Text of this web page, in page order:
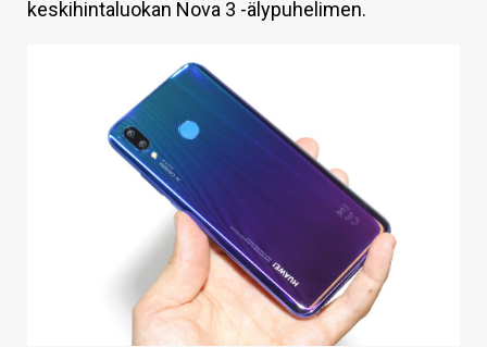
VAIHDA TEEMA
keskihintaluokan Nova 3 -älypuhelimen.